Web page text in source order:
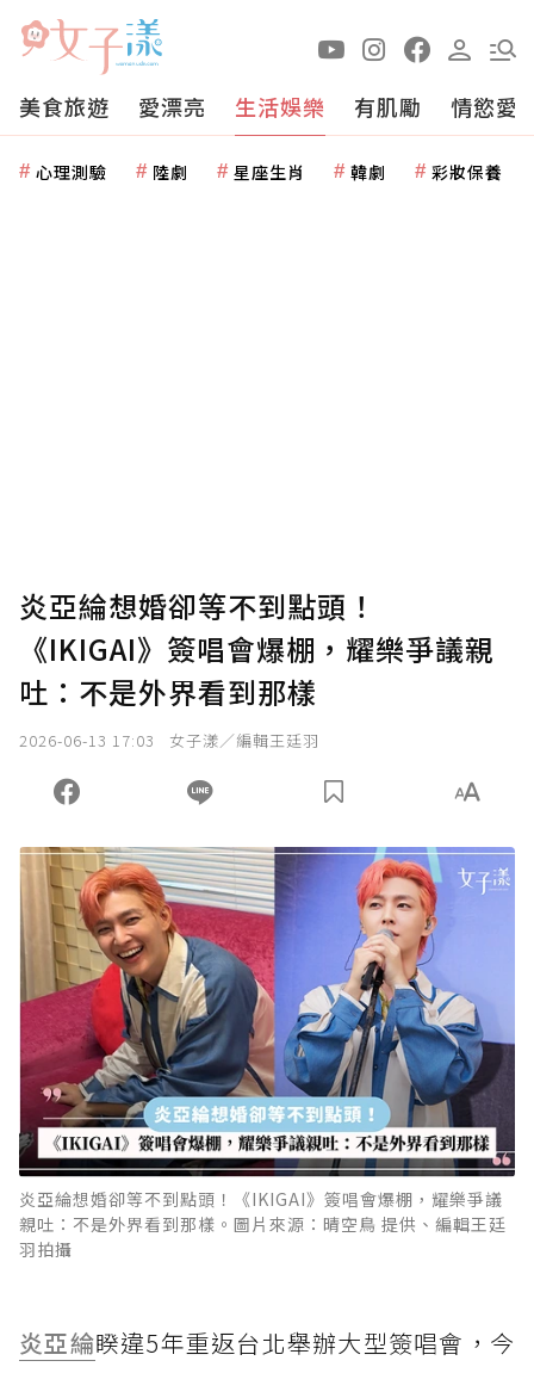
美食旅遊 愛漂亮 生活娛樂 有肌勵 情慾愛
心理測驗 陸劇 星座生肖 韓劇 彩妝保養
炎亞綸想婚卻等不到點頭！
《IKIGAI》簽唱會爆棚，耀樂爭議親
吐：不是外界看到那樣
2026-06-13 17:03 女子漾／編輯王廷羽
炎亞綸想婚卻等不到點頭！《IKIGAI》簽唱會爆棚，耀樂爭議
親吐：不是外界看到那樣。圖片來源：晴空鳥 提供、編輯王廷
羽拍攝
炎亞綸睽違5年重返台北舉辦大型簽唱會，今